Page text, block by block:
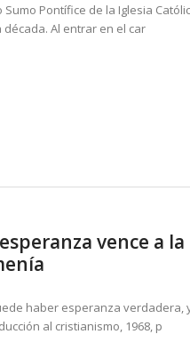
Pontífice de la Iglesia
Al entrar en el car
vence a
haber esperanza verdadera,
al cristianismo, 1968, p